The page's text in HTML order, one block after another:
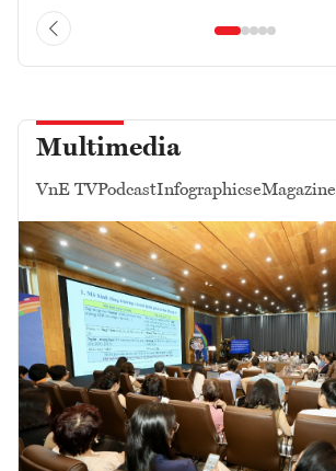
Multimedia
VnE TVPodcastInfographicseMagazine